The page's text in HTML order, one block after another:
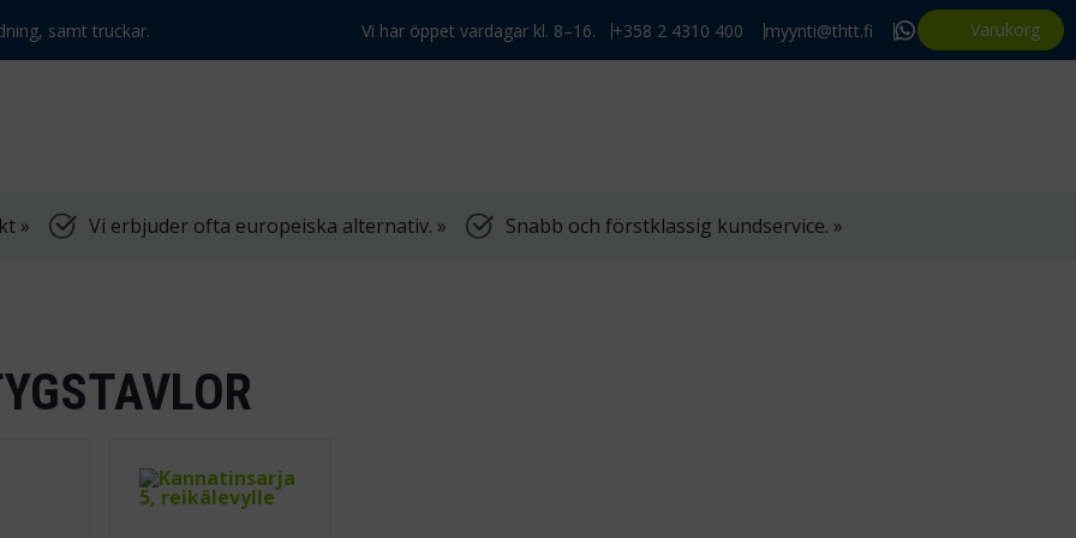
samt truckar. Vi har öppet vardagar kl. 8–16. +358 2 4310 400 myynti@thtt.fi Varukorg
» Vi erbjuder ofta europeiska alternativ. » Snabb och förstklassig kundservice. »